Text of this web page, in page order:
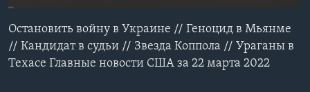
Остановить войну в Украине // Геноцид в Мьянме
// Кандидат в судьи // Звезда Коппола // Ураганы в
Техасе Главные новости США за 22 марта 2022